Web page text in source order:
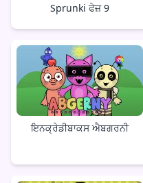
Sprunki ਫੇਜ਼ 9
ਇਨਕ੍ਰੇਡੀਬਾਕਸ ਐਬਗਰਨੀ